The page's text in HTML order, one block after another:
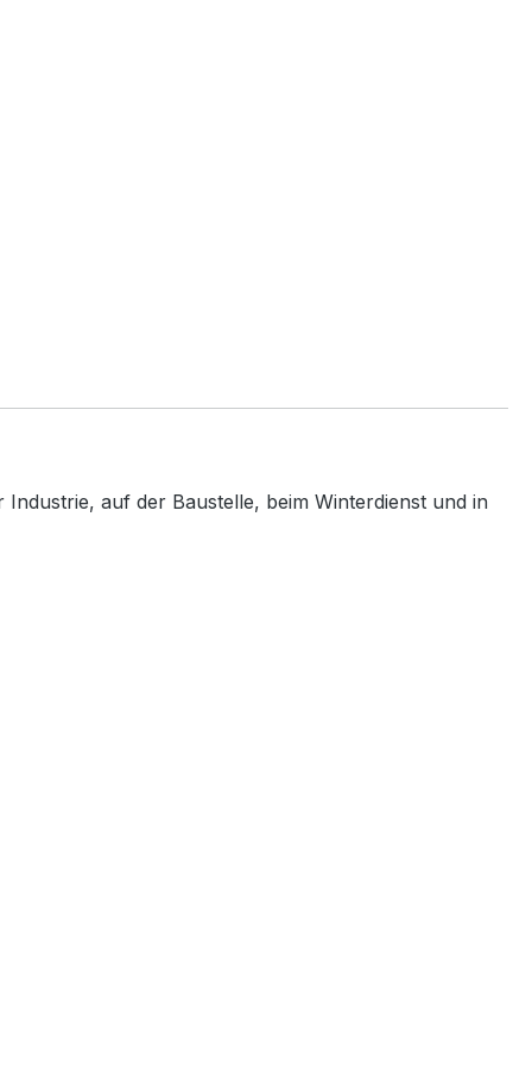
auf der Baustelle, beim Winterdienst und in